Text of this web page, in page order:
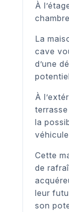
À
La
cave
d’une
À
la
Cette
de
leur
son